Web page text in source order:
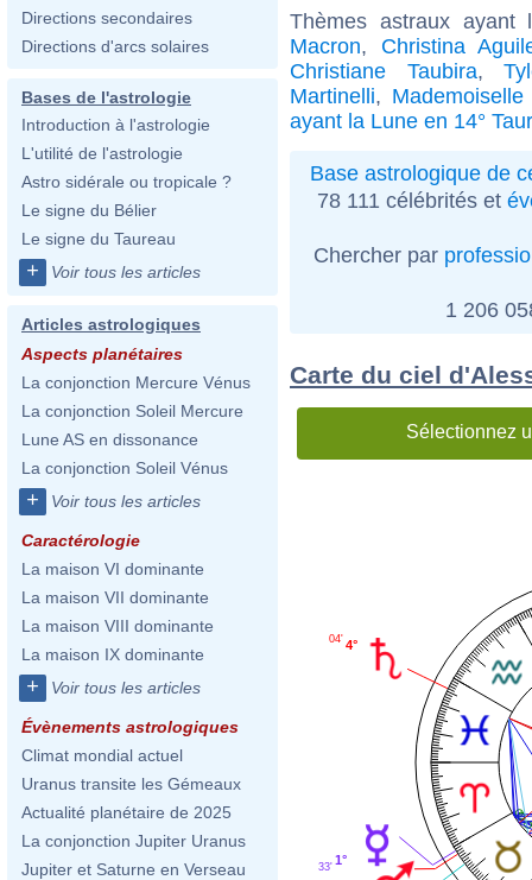
Directions secondaires
Directions d'arcs solaires
Bases de l'astrologie
Introduction à l'astrologie
L'utilité de l'astrologie
Astro sidérale ou tropicale ?
Le signe du Bélier
Le signe du Taureau
+ Voir tous les articles
Articles astrologiques
Aspects planétaires
La conjonction Mercure Vénus
La conjonction Soleil Mercure
Lune AS en dissonance
La conjonction Soleil Vénus
+ Voir tous les articles
Caractérologie
La maison VI dominante
La maison VII dominante
La maison VIII dominante
La maison IX dominante
+ Voir tous les articles
Évènements astrologiques
Climat mondial actuel
Uranus transite les Gémeaux
Actualité planétaire de 2025
La conjonction Jupiter Uranus
Jupiter et Saturne en Verseau
Thèmes astraux
Macron, Christina
Christiane Taubira,
Martinelli, Mademoiselle
ayant la Lune en 14°
Base astrologique de
78 111 célébrités et
Chercher par
1 206
Carte du ciel
Sélectionnez
4°
04'
1°
33'